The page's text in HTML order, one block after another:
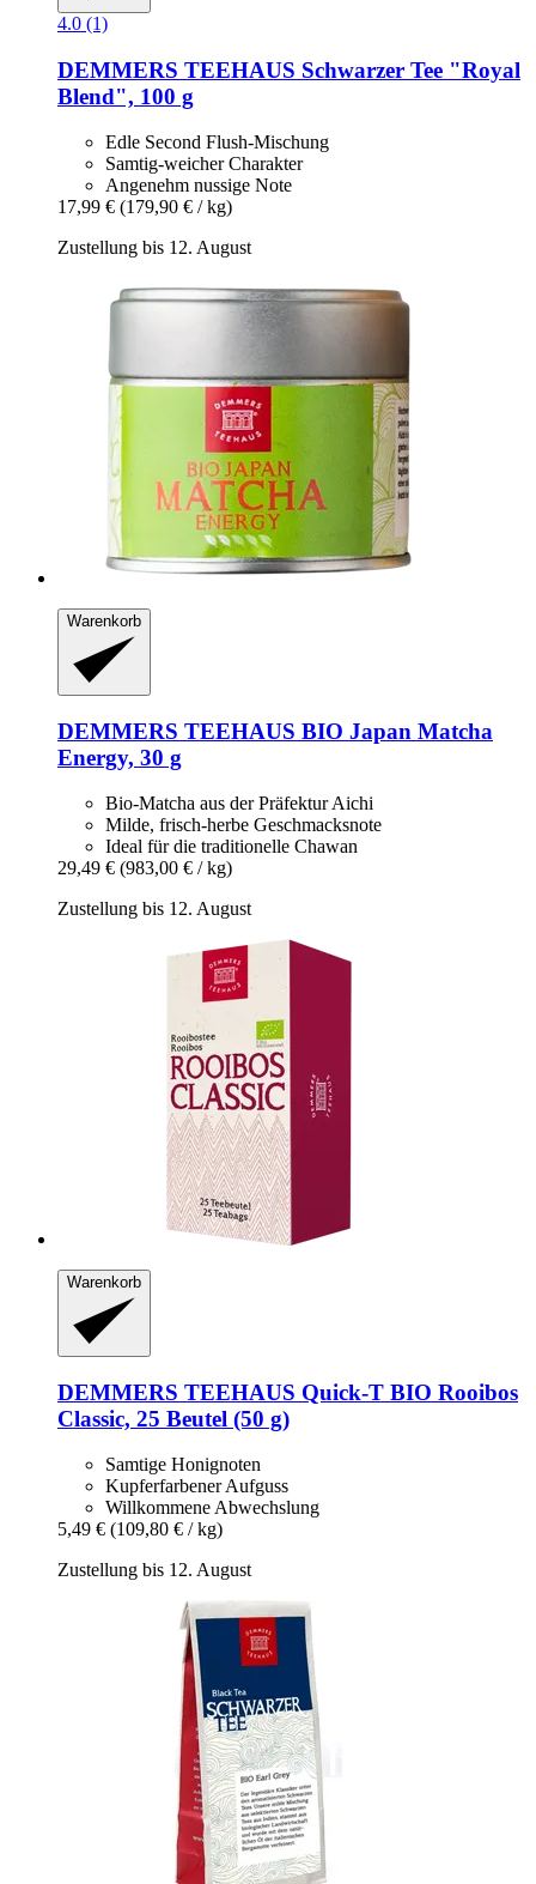
4.0 (1)
DEMMERS TEEHAUS Schwarzer Tee "Royal
Blend", 100 g
Edle Second Flush-Mischung
Samtig-weicher Charakter
Angenehm nussige Note
17,99 € (179,90 € / kg)
Zustellung bis 12. August
Warenkorb
DEMMERS TEEHAUS BIO Japan Matcha
Energy, 30 g
Bio-Matcha aus der Präfektur Aichi
Milde, frisch-herbe Geschmacksnote
Ideal für die traditionelle Chawan
29,49 € (983,00 € / kg)
Zustellung bis 12. August
Warenkorb
DEMMERS TEEHAUS Quick-​T BIO Rooibos
Classic, 25 Beutel (50 g)
Samtige Honignoten
Kupferfarbener Aufguss
Willkommene Abwechslung
5,49 € (109,80 € / kg)
Zustellung bis 12. August